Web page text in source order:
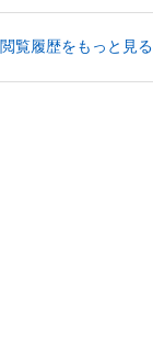
閲覧履歴をもっと見る